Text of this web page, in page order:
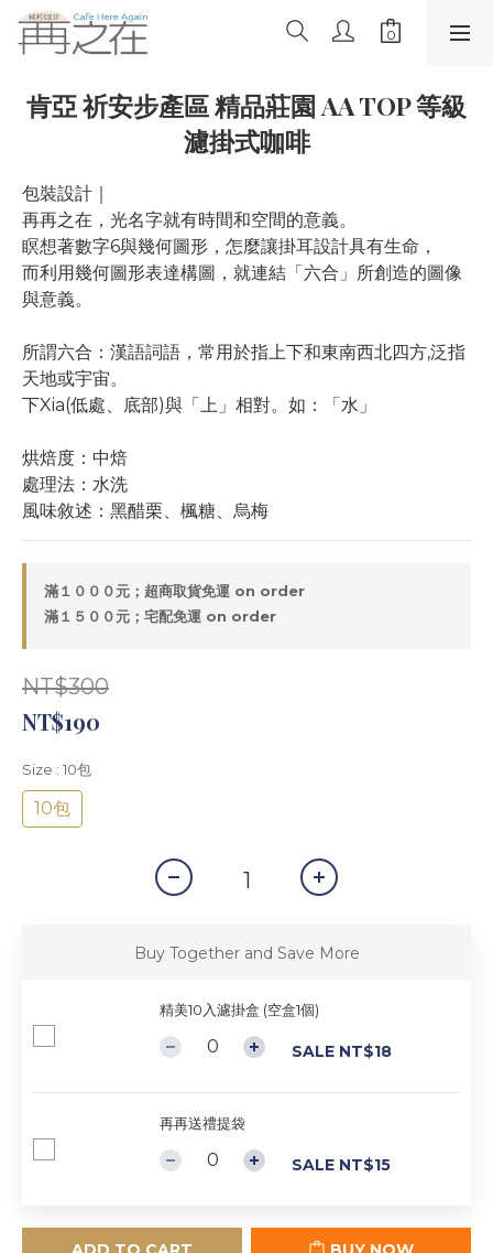
肯亞 祈安步產區 精品莊園 AA TOP 等級
濾掛式咖啡
包裝設計｜
再再之在，光名字就有時間和空間的意義。
瞑想著數字6與幾何圖形，怎麼讓掛耳設計具有生命，
而利用幾何圖形表達構圖，就連結「六合」所創造的圖像
與意義。
所謂六合：漢語詞語，常用於指上下和東南西北四方,泛指
天地或宇宙。
下Xia(低處、底部)與「上」相對。如：「水」
烘焙度：中焙
處理法：水洗
風味敘述：黑醋栗、楓糖、烏梅
滿１０００元；超商取貨免運 on order
滿１５００元；宅配免運 on order
NT$300
NT$190
Size : 10包
10包
Buy Together and Save More
精美10入濾掛盒 (空盒1個)
SALE NT$18
再再送禮提袋
SALE NT$15